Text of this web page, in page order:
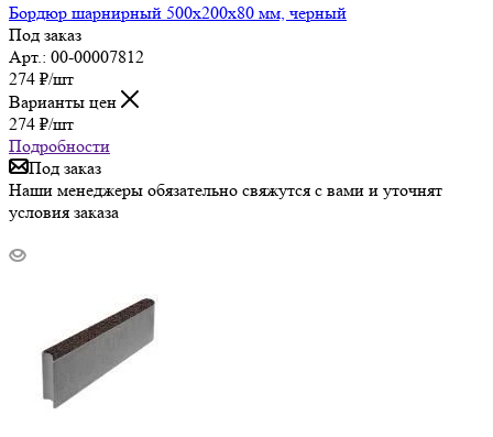
Бордюр шарнирный 500х200х80 мм, черный
Под заказ
Арт.: 00-00007812
274 ₽/шт
Варианты цен
274 ₽/шт
Подробности
Под заказ
Наши менеджеры обязательно свяжутся с вами и уточнят
условия заказа